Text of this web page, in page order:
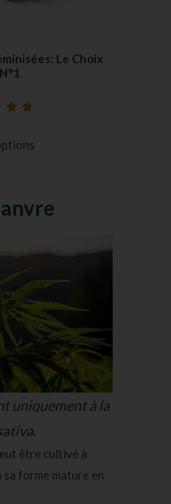
Le Choix
uniquement à la
être cultivé à
sa forme mature en